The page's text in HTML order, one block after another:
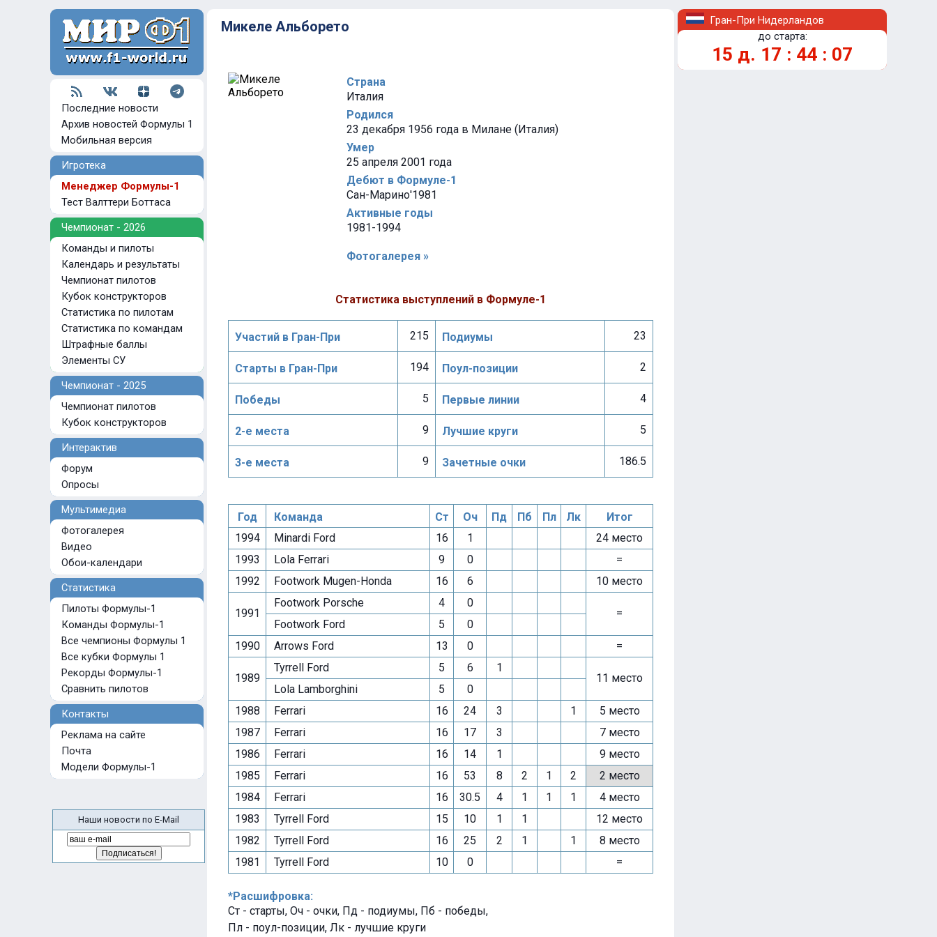
Последние новости
Архив новостей Формулы 1
Мобильная версия
Игротека
Менеджер Формулы-1
Тест Валттери Боттаса
Чемпионат - 2026
Команды и пилоты
Календарь и результаты
Чемпионат пилотов
Кубок конструкторов
Статистика по пилотам
Статистика по командам
Штрафные баллы
Элементы СУ
Чемпионат - 2025
Чемпионат пилотов
Кубок конструкторов
Интерактив
Форум
Опросы
Мультимедиа
Фотогалерея
Видео
Обои-календари
Статистика
Пилоты Формулы-1
Команды Формулы-1
Все чемпионы Формулы 1
Все кубки Формулы 1
Рекорды Формулы-1
Сравнить пилотов
Контакты
Реклама на сайте
Почта
Модели Формулы-1
Наши новости по E-Mail
Микеле Альборето
Страна
Италия
Родился
23 декабря 1956 года в Милане (Италия)
Умер
25 апреля 2001 года
Дебют в Формуле-1
Сан-Марино'1981
Активные годы
1981-1994
Фотогалерея »
Статистика выступлений в Формуле-1
Участий в Гран-При 215 Подиумы 23
Старты в Гран-При 194 Поул-позиции 2
Победы 5 Первые линии 4
2-е места 9 Лучшие круги 5
3-е места 9 Зачетные очки 186.5
Год Команда Ст Оч Пд Пб Пл Лк
Итог
1994
Minardi Ford 16 1
24 место
1993
Lola Ferrari 9 0
=
1992
Footwork Mugen-Honda 16 6 10 место
1991
Footwork Porsche 4 0
=
Footwork Ford
5
0
1990
Arrows Ford 13 0 =
1989
Tyrrell Ford 5 6 1
11 место
Lola Lamborghini
5
0
1988
Ferrari 16 24 3 1
5 место
1987
Ferrari 16 17 3
7 место
1986
Ferrari 16 14 1
9 место
1985
Ferrari 16 53 8 2 1 2
2 место
1984
Ferrari 16 30.5 4 1 1 1
4 место
1983
Tyrrell Ford 15 10 1 1
12 место
1982
Tyrrell Ford 16 25 2 1 1
8 место
1981
Tyrrell Ford 10 0 =
*Расшифровка:
Ст - старты, Оч - очки, Пд - подиумы, Пб - победы,
Пл - поул-позиции, Лк - лучшие круги
Гран-При Нидерландов
до старта:
15 д. 17 : 44 : 07